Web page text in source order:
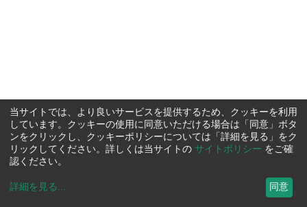
当サイトでは、より良いサービスを提供するため、クッキーを利用
しています。クッキーの使用に同意いただける場合は「同意」ボタ
ンをクリックし、クッキーポリシーについては「詳細を見る」をク
リックしてください。詳しくは当サイトの サイトポリシー をご確
認ください。
詳細を見る ... 同意